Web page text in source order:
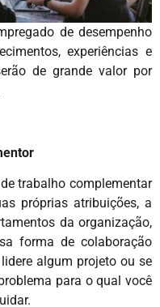
de desempenho
experiências e
de grande valor por
trabalho complementar
próprias atribuições, a
da organização,
forma de colaboração
algum projeto ou se
para o qual você